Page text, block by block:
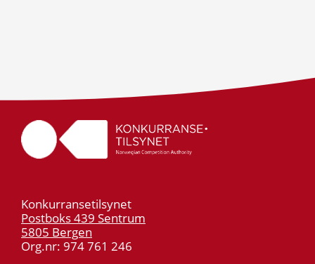
Konkurransetilsynet
Postboks 439 Sentrum
5805 Bergen
Org.nr: 974 761 246